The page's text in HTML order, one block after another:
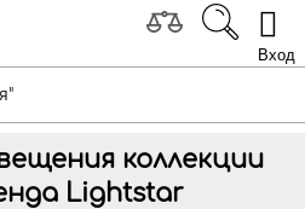
Вход
коллекции
Lightstar